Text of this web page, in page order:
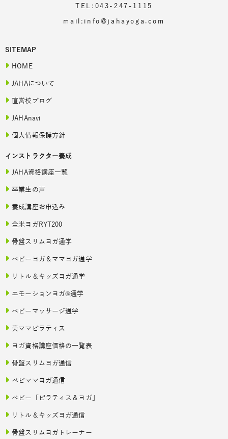
TEL:043-247-1115
mail:info@jahayoga.com
SITEMAP
HOME
JAHAについて
直営校ブログ
JAHAnavi
個人情報保護方針
インストラクター養成
JAHA資格講座一覧
卒業生の声
養成講座お申込み
全米ヨガRYT200
骨盤スリムヨガ通学
ベビーヨガ＆ママヨガ通学
リトル＆キッズヨガ通学
エモーションヨガ®通学
ベビーマッサージ通学
美ママピラティス
ヨガ資格講座価格の一覧表
骨盤スリムヨガ通信
ベビママヨガ通信
ベビー「ピラティス＆ヨガ」
リトル＆キッズヨガ通信
骨盤スリムヨガトレーナー